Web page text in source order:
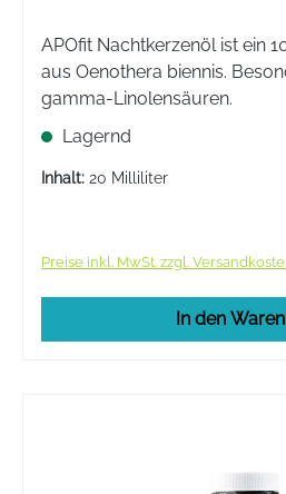
APOfit Nachtkerzenöl ist ein
aus Oenothera biennis.
gamma-Linolensäuren.
Lagernd
Inhalt: 20 Milliliter
Preise inkl. MwSt. zzgl.
In den